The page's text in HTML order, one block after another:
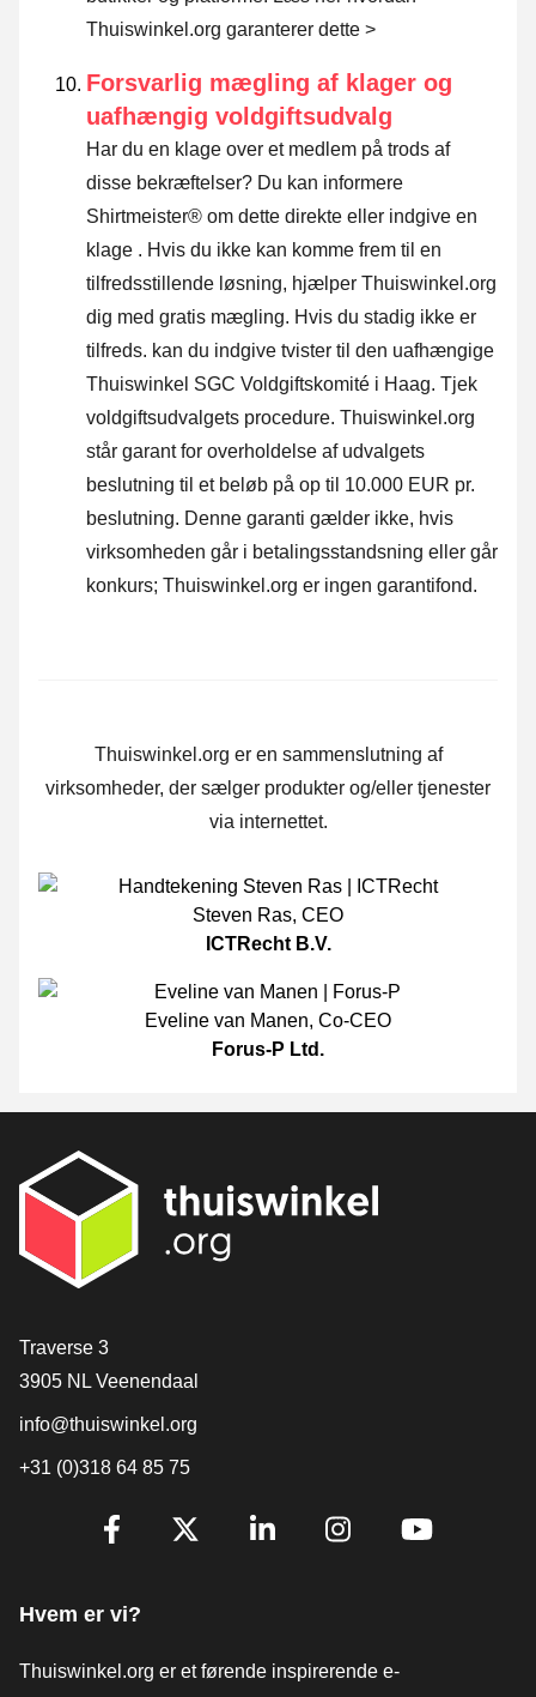
Thuiswinkel.org garanterer dette >
Forsvarlig mægling af klager og
uafhængig voldgiftsudvalg
Har du en klage over et medlem på trods af
disse bekræftelser? Du kan informere
Shirtmeister® om dette direkte eller indgive en
klage . Hvis du ikke kan komme frem til en
tilfredsstillende løsning, hjælper Thuiswinkel.org
dig med gratis mægling. Hvis du stadig ikke er
tilfreds. kan du indgive tvister til den uafhængige
Thuiswinkel SGC Voldgiftskomité i Haag. Tjek
voldgiftsudvalgets procedure. Thuiswinkel.org
står garant for overholdelse af udvalgets
beslutning til et beløb på op til 10.000 EUR pr.
beslutning. Denne garanti gælder ikke, hvis
virksomheden går i betalingsstandsning eller går
konkurs; Thuiswinkel.org er ingen garantifond.
Thuiswinkel.org er en sammenslutning af
virksomheder, der sælger produkter og/eller tjenester
via internettet.
Steven Ras, CEO
ICTRecht B.V.
Eveline van Manen, Co-CEO
Forus-P Ltd.
[_General:Contact]
Traverse 3
3905 NL Veenendaal
info@thuiswinkel.org
+31 (0)318 64 85 75
[_General:SocialMediaTitle]
Hvem er vi?
Thuiswinkel.org er et førende inspirerende e-